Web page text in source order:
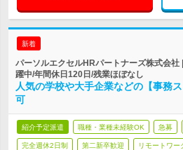
新着
パーソルエクセルHRパートナーズ株式会
躍中/年間休日120日/残業ほぼなし
人気の学校や大手企業などの【事務
可
紹介予定派遣 職種・業種未経験OK 急募
完全週休2日制 第二新卒歓迎 リモートワー